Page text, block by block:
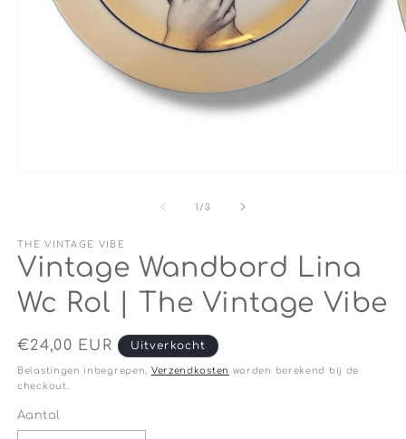
1 /van
3
THE VINTAGE VIBE
Vintage Wandbord Lina
Wc Rol | The Vintage Vibe
Normale
prijs
€24,00 EUR Uitverkocht
Belastingen inbegrepen. Verzendkosten worden berekend bij de
checkout.
Aantal
Aantal